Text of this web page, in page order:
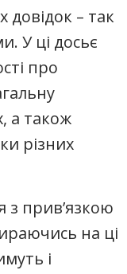
– так
У ці досьє
про
а також
різних
з прив’язкою
на ці
і